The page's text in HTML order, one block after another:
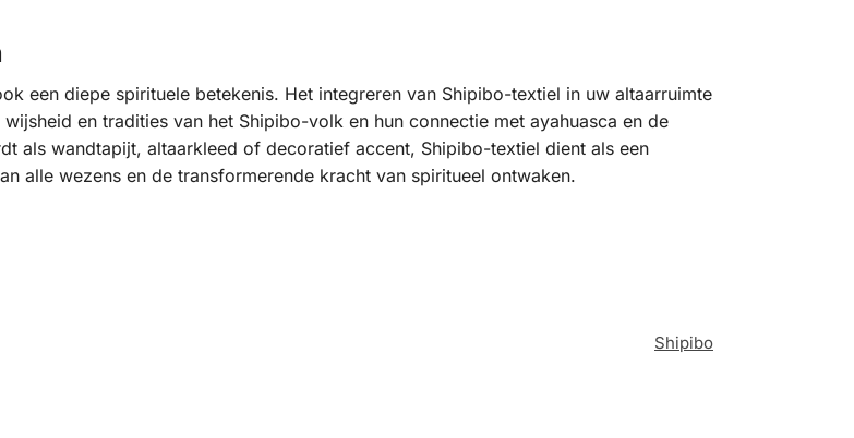
een diepe spirituele betekenis. Het integreren van Shipibo-textiel in uw altaarruimte
en tradities van het Shipibo-volk en hun connectie met ayahuasca en de
als wandtapijt, altaarkleed of decoratief accent, Shipibo-textiel dient als een
alle wezens en de transformerende kracht van spiritueel ontwaken.
Shipibo